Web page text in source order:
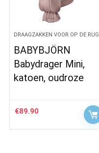
DRAAGZAKKEN VOOR OP DE RUG
BABYBJÖRN
Babydrager Mini,
katoen, oudroze
€89.90